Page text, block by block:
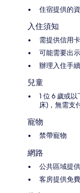
住宿提供的
入住須知
需提供信用
可能需要出
辦理入住手
兒童
1 位 6 歲或
床)，無需支
寵物
禁帶寵物
網路
公共區域提
客房提供免